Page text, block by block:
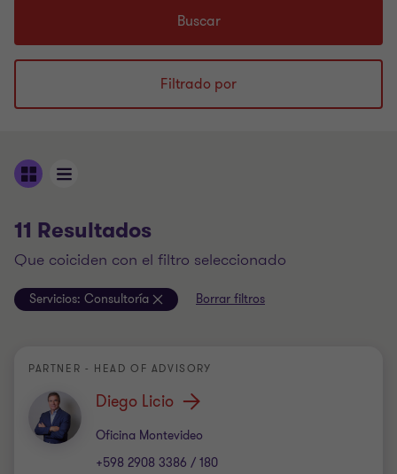
Filtrado por
Buscar
11 Resultados
que coiciden con el filtro seleccionado
Servicios: Consultoría Borrar filtros
PARTNER - HEAD OF ADVISORY
Diego Licio
Oficina Montevideo
Oficina
+598 2908 3386 / 180